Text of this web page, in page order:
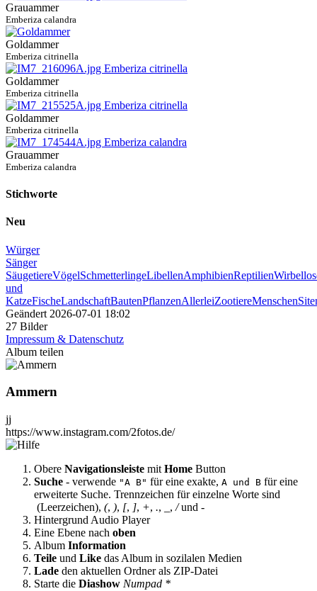
Grauammer
Emberiza calandra
Goldammer
Emberiza citrinella
Goldammer
Emberiza citrinella
Goldammer
Emberiza citrinella
Grauammer
Emberiza calandra
Stichworte
Neu
Würger
Sänger
SäugetiereVögelSchmetterlingeLibellenAmphibienReptilien
und
KatzeFischeLandschaftBautenPflanzenAllerleiZootiereMenschen
Geändert 2026-07-01 18:02
27 Bilder
Impressum & Datenschutz
Album teilen
Ammern
jj
https://www.instagram.com/2fotos.de/
Obere Navigationsleiste mit Home Button
Suche - verwende "A B" für eine exakte, A und B für eine
erweiterte Suche. Trennzeichen für einzelne Worte sind
(Leerzeichen), (, ), [, ], +, ., , /und -
Hintergrund Audio Player
Eine Ebene nach oben
Album Information
Teile und Like das Album in sozilalen Medien
Lade den aktuellen Ordner als ZIP-Datei
Starte die Diashow Numpad *